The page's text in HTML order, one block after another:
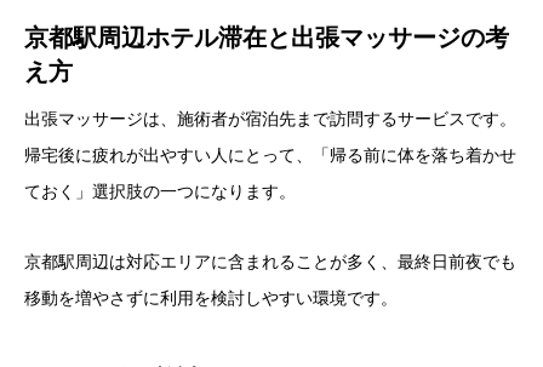
京都駅周辺ホテル滞在と出張マッサージの考
え方
出張マッサージは、施術者が宿泊先まで訪問するサービスです。
帰宅後に疲れが出やすい人にとって、「帰る前に体を落ち着かせ
ておく」選択肢の一つになります。
京都駅周辺は対応エリアに含まれることが多く、最終日前夜でも
移動を増やさずに利用を検討しやすい環境です。